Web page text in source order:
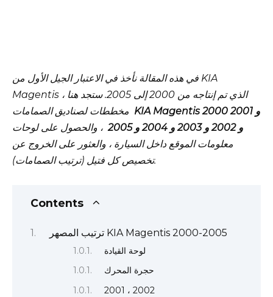
في هذه المقالة نأخذ في الاعتبار الجيل الأول من KIA
Magentis ، الذي تم إنتاجه من 2000 إلى 2005. ستجد هنا
KIA Magentis 2000 و 2001
و 2002 و 2003 و 2004 و 2005
، والحصول على لوحات
معلومات الموقع داخل السيارة ، والعثور على الخروج عن
تخصيص كل فتيل (ترتيب الصمامات).
Contents
ترتيب المصهر KIA Magentis 2000-2005
لوحة القيادة
حجرة المحرك
2001 ، 2002